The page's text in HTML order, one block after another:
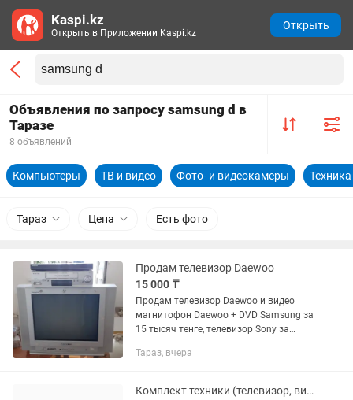
Объявления по запросу samsung d в
Таразе
8 объявлений
Компьютеры ТВ и видео Фото- и видеокамеры
Тараз Цена Есть фото
Продам телевизор Daewoo
15 000 ₸
Продам телевизор Daewoo и видео
магнитофон Daewoo + DVD Samsung за
15 тысяч тенге, телевизор Sony за
Daewoo
Тараз, вчера
Комплект техники (телевизор, видеомагнитофон, DVD, ресивер)
Kaspi.kz
Открыть в Приложении Kaspi.kz
Открыть